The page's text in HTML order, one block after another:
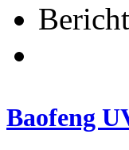
Baofeng